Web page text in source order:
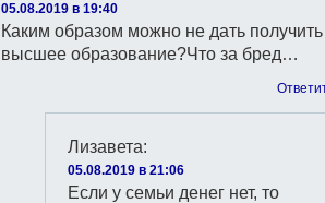
05.08.2019 в 19:40
Каким образом можно не дать получить
высшее образование?Что за бред…
Лизавета:
05.08.2019 в 21:06
Если у семьи денег нет, то